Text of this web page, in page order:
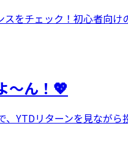
をチェック！初心者向け
〜ん！💖
YTDリターンを見なが